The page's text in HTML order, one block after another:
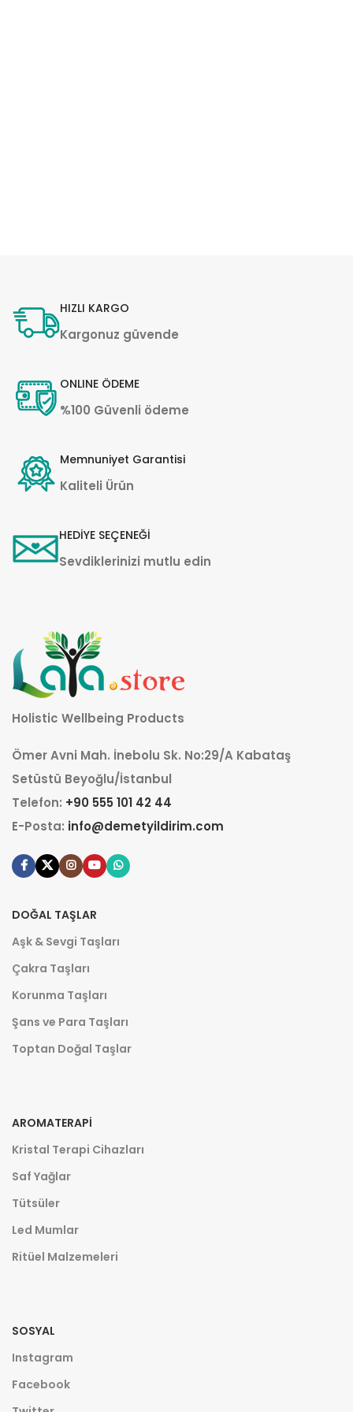
HIZLI KARGO
Kargonuz güvende
ONLINE ÖDEME
%100 Güvenli ödeme
Memnuniyet Garantisi
Kaliteli Ürün
HEDİYE SEÇENEĞİ
Sevdiklerinizi mutlu edin
Holistic Wellbeing Products
Ömer Avni Mah. İnebolu Sk. No:29/A Kabataş
Setüstü Beyoğlu/İstanbul
Telefon: +90 555 101 42 44
E-Posta: info@demetyildirim.com
DOĞAL TAŞLAR
Aşk & Sevgi Taşları
Çakra Taşları
Korunma Taşları
Şans ve Para Taşları
Toptan Doğal Taşlar
AROMATERAPI
Kristal Terapi Cihazları
Saf Yağlar
Tütsüler
Led Mumlar
Ritüel Malzemeleri
SOSYAL
Instagram
Facebook